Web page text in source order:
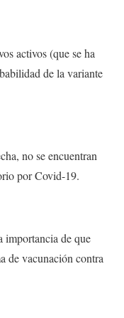
activos (que se ha
de la variante
no se encuentran
por Covid-19.
importancia de que
de vacunación contra